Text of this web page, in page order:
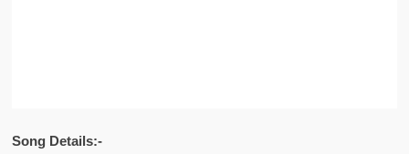
Song Details:-